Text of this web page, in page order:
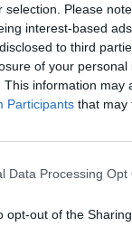
selection. Please
interest-based
to third
of your personal
This information may
Participants that may
Data Processing Opt
opt-out of the
(TS-LKD)